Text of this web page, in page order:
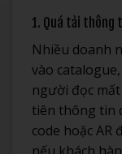
1. Quá tải thông
Nhiều doanh
vào
người đọc
tiên thông tin
code hoặc